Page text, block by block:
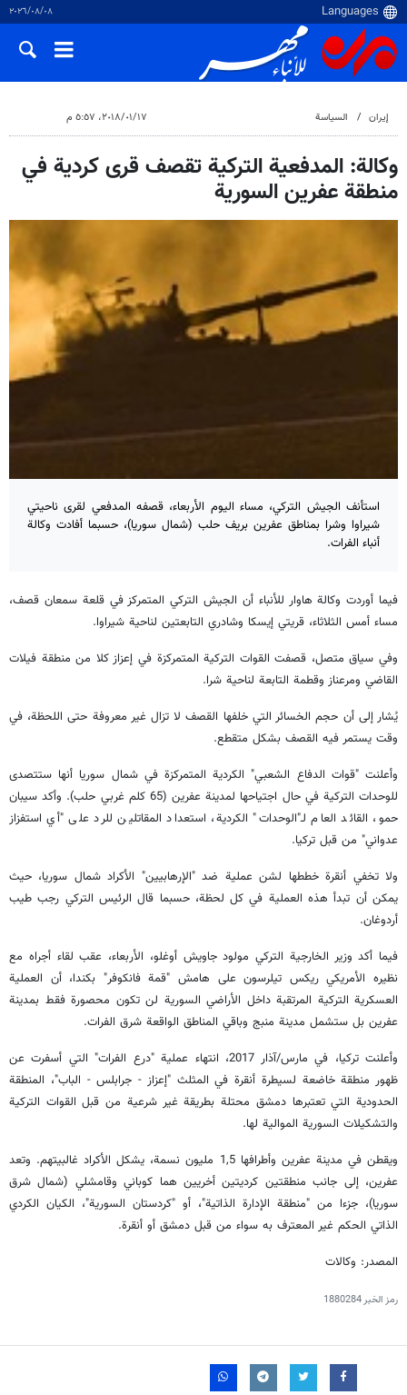
٠٨‏/٠٨‏/٢٠٢٦
إيران السياسة ١٧‏/٠١‏/٢٠١٨، ٥:٥٧ م
وكالة: المدفعية التركية تقصف قرى كردية في
منطقة عفرين السورية
استأنف الجيش التركي، مساء اليوم الأربعاء، قصفه المدفعي لقرى ناحيتي
شيراوا وشرا بمناطق عفرين بريف حلب (شمال سوريا)، حسبما أفادت وكالة
أنباء الفرات.
فيما أوردت وكالة هاوار للأنباء أن الجيش التركي المتمركز في قلعة سمعان قصف،
مساء أمس الثلاثاء، قريتي إيسكا وشادري التابعتين لناحية شيراوا.
وفي سياق متصل، قصفت القوات التركية المتمركزة في إعزاز كلا من منطقة فيلات
القاضي ومرعناز وقطمة التابعة لناحية شرا.
يُشار إلى أن حجم الخسائر التي خلفها القصف لا تزال غير معروفة حتى اللحظة، في
وقت يستمر فيه القصف بشكل متقطع.
وأعلنت "قوات الدفاع الشعبي" الكردية المتمركزة في شمال سوريا أنها ستتصدى
للوحدات التركية في حال اجتياحها لمدينة عفرين (65 كلم غربي حلب). وأكد سيبان
حمو، القائد العام لـ"الوحدات" الكردية، استعداد المقاتلين للرد على "أي استفزاز
عدواني" من قبل تركيا.
ولا تخفي أنقرة خططها لشن عملية ضد "الإرهابيين" الأكراد شمال سوريا، حيث
يمكن أن تبدأ هذه العملية في كل لحظة، حسبما قال الرئيس التركي رجب طيب
أردوغان.
فيما أكد وزير الخارجية التركي مولود جاويش أوغلو، الأربعاء، عقب لقاء أجراه مع
نظيره الأمريكي ريكس تيلرسون على هامش "قمة فانكوفر" بكندا، أن العملية
العسكرية التركية المرتقبة داخل الأراضي السورية لن تكون محصورة فقط بمدينة
عفرين بل ستشمل مدينة منبج وباقي المناطق الواقعة شرق الفرات.
وأعلنت تركيا، في مارس/آذار 2017، انتهاء عملية "درع الفرات" التي أسفرت عن
ظهور منطقة خاضعة لسيطرة أنقرة في المثلث "إعزاز - جرابلس - الباب"، المنطقة
الحدودية التي تعتبرها دمشق محتلة بطريقة غير شرعية من قبل القوات التركية
والتشكيلات السورية الموالية لها.
ويقطن في مدينة عفرين وأطرافها 1,5 مليون نسمة، يشكل الأكراد غالبيتهم. وتعد
عفرين، إلى جانب منطقتين كرديتين أخريين هما كوباني وقامشلي (شمال شرق
سوريا)، جزءا من "منطقة الإدارة الذاتية"، أو "كردستان السورية"، الكيان الكردي
الذاتي الحكم غير المعترف به سواء من قبل دمشق أو أنقرة.
المصدر: وكالات
رمز الخبر1880284